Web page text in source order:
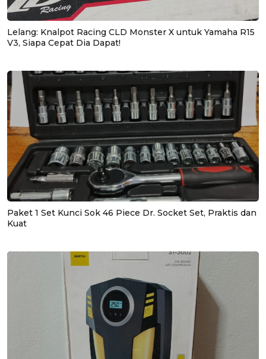
Lelang: Knalpot Racing CLD Monster X untuk Yamaha R15
V3, Siapa Cepat Dia Dapat!
Paket 1 Set Kunci Sok 46 Piece Dr. Socket Set, Praktis dan
Kuat